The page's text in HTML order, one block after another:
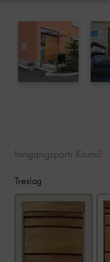
Inngangsparti Kornö
Treslag